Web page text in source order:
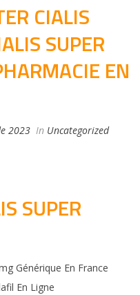
CIALIS
SUPER
EN
2023 In Uncategorized
SUPER
Générique En France
En Ligne